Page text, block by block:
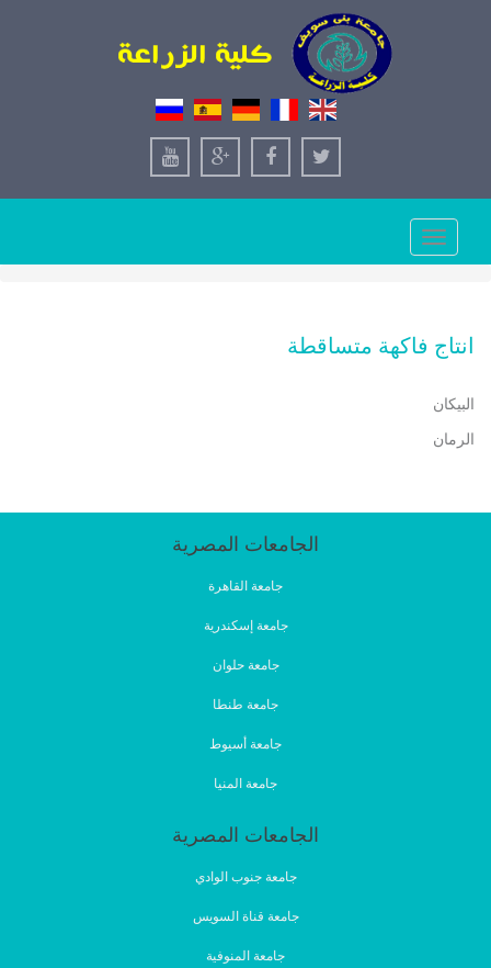
Toggle
navigation
انتاج فاكهة متساقطة
البيكان
الرمان
الجامعات المصرية
جامعة القاهرة
جامعة إسكندرية
جامعة حلوان
جامعة طنطا
جامعة أسيوط
جامعة المنيا
الجامعات المصرية
جامعة جنوب الوادي
جامعة قناة السويس
جامعة المنوفية